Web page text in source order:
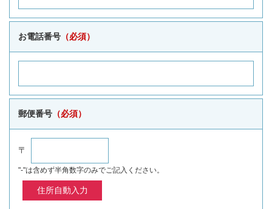
お電話番号 （必須）
郵便番号 （必須）
〒
"-"は含めず半角数字のみでご記入ください。